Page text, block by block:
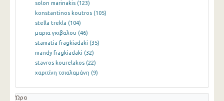
solon marinakis (123)
konstantinos koutros (105)
stella trekla (104)
μαρια γκιβαλου (46)
stamatia fragkiadaki (35)
mandy fragkiadaki (32)
stavros kourelakos (22)
χαριτίνη τσιαλαμάνη (9)
Ώρα